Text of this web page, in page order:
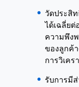
วัดประสิ
ได้เฉลี่ยต่
ความพึง
ของลูกค้
การวิเคร
รับการมี